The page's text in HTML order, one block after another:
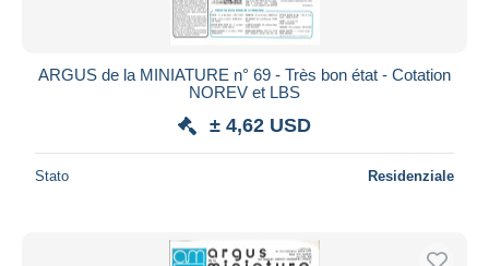
ARGUS de la MINIATURE n° 69 - Très bon état - Cotation
NOREV et LBS
± 4,62 USD
Stato Residenziale